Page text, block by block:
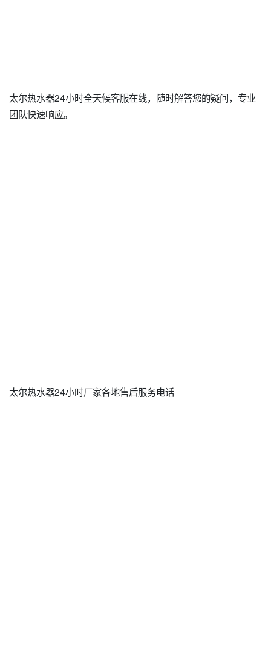
太尔热水器24小时全天候客服在线，随时解答您的疑问，专业
团队快速响应。
太尔热水器24小时厂家各地售后服务电话